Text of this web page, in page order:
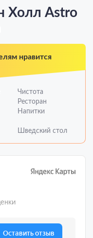
Холл Astro
нравится
Чистота
Ресторан
Напитки
Шведский стол